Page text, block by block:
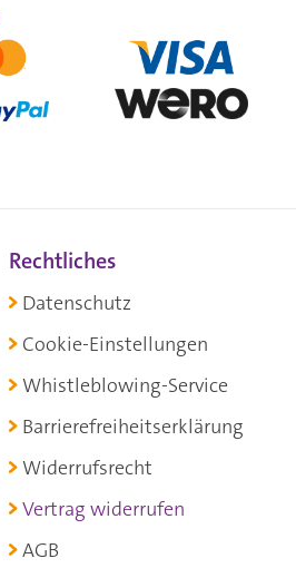
Rechtliches
Datenschutz
Cookie-Einstellungen
Whistleblowing-Service
Barrierefreiheitserklärung
Widerrufsrecht
Vertrag widerrufen
AGB